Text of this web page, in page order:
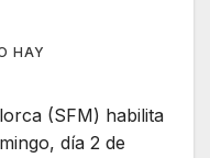
HAY
(SFM) habilita
día 2 de